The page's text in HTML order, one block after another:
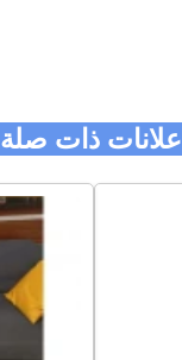
اعلانات ذات صلة